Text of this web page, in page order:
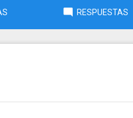
RESPUESTAS